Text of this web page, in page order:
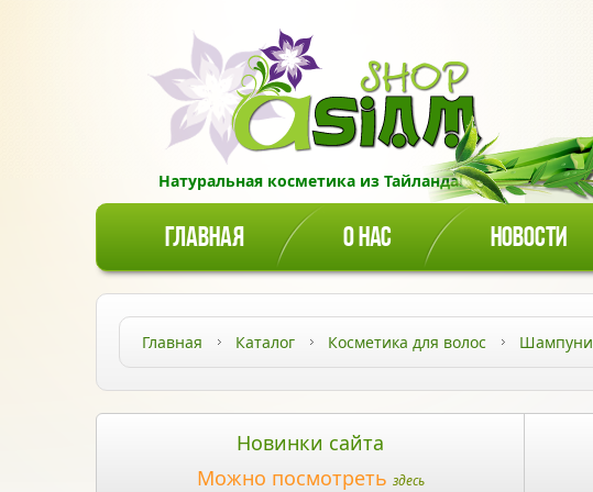
Натуральная косметика из Тайланда!
ГЛАВНАЯ О НАС НОВОСТИ
Главная Каталог Косметика для волос Шампуни
Новинки сайта
Можно посмотреть здесь